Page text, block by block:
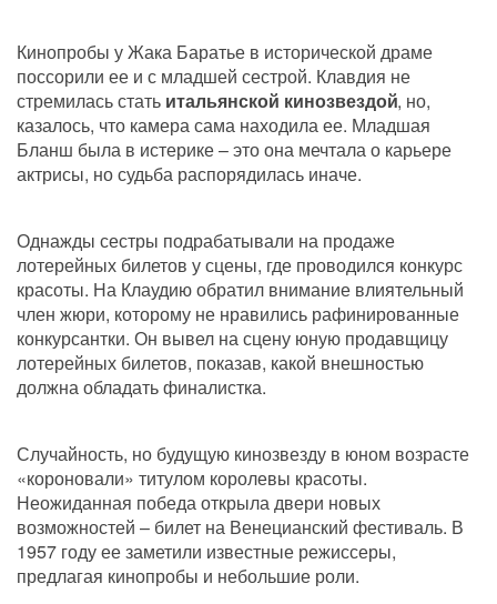
Кинопробы у Жака Баратье в исторической драме
поссорили ее и с младшей сестрой. Клавдия не
стремилась стать итальянской кинозвездой, но,
казалось, что камера сама находила ее. Младшая
Бланш была в истерике – это она мечтала о карьере
актрисы, но судьба распорядилась иначе.
Однажды сестры подрабатывали на продаже
лотерейных билетов у сцены, где проводился конкурс
красоты. На Клаудию обратил внимание влиятельный
член жюри, которому не нравились рафинированные
конкурсантки. Он вывел на сцену юную продавщицу
лотерейных билетов, показав, какой внешностью
должна обладать финалистка.
Случайность, но будущую кинозвезду в юном возрасте
«короновали» титулом королевы красоты.
Неожиданная победа открыла двери новых
возможностей – билет на Венецианский фестиваль. В
1957 году ее заметили известные режиссеры,
предлагая кинопробы и небольшие роли.